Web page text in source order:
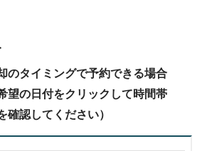
のタイミングで予約できる場合
望の日付をクリックして時間帯
確認してください）